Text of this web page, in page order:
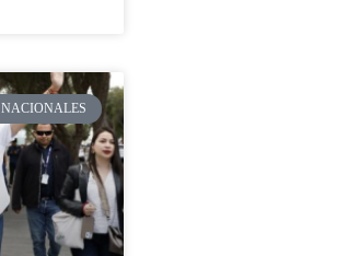
NACIONALES